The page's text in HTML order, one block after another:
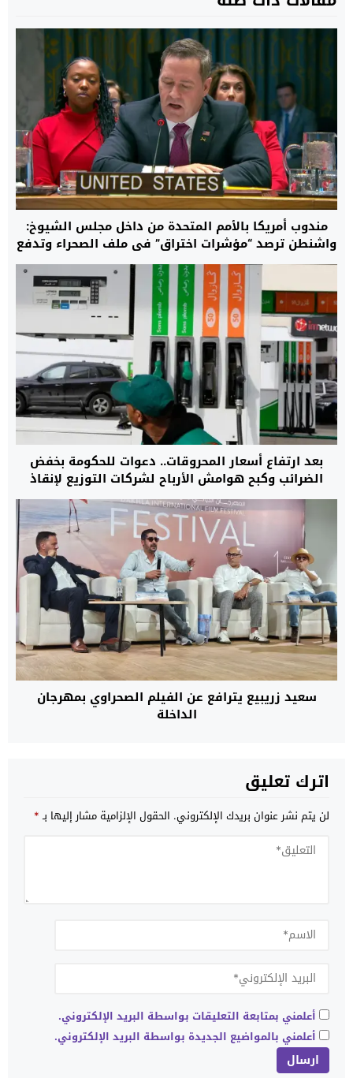
مندوب أمريكا بالأمم المتحدة من داخل مجلس الشيوخ:
واشنطن ترصد “مؤشرات اختراق” في ملف الصحراء وتدفع
بالمسار الأممي نحو تسوية واقعية تنهي نزاع الخمسة
عقود
بعد ارتفاع أسعار المحروقات.. دعوات للحكومة بخفض
الضرائب وكبح هوامش الأرباح لشركات التوزيع لإنقاذ
القدرة الشرائية
سعيد زريبيع يترافع عن الفيلم الصحراوي بمهرجان
الداخلة
اترك تعليق
لن يتم نشر عنوان بريدك الإلكتروني. الحقول الإلزامية مشار إليها بـ*
أعلمني بمتابعة التعليقات بواسطة البريد الإلكتروني.
أعلمني بالمواضيع الجديدة بواسطة البريد الإلكتروني.